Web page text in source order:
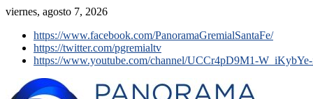
viernes, agosto 7, 2026
https://www.facebook.com/PanoramaGremialSantaFe/
https://twitter.com/pgremialtv
https://www.youtube.com/channel/UCCr4pD9M1-